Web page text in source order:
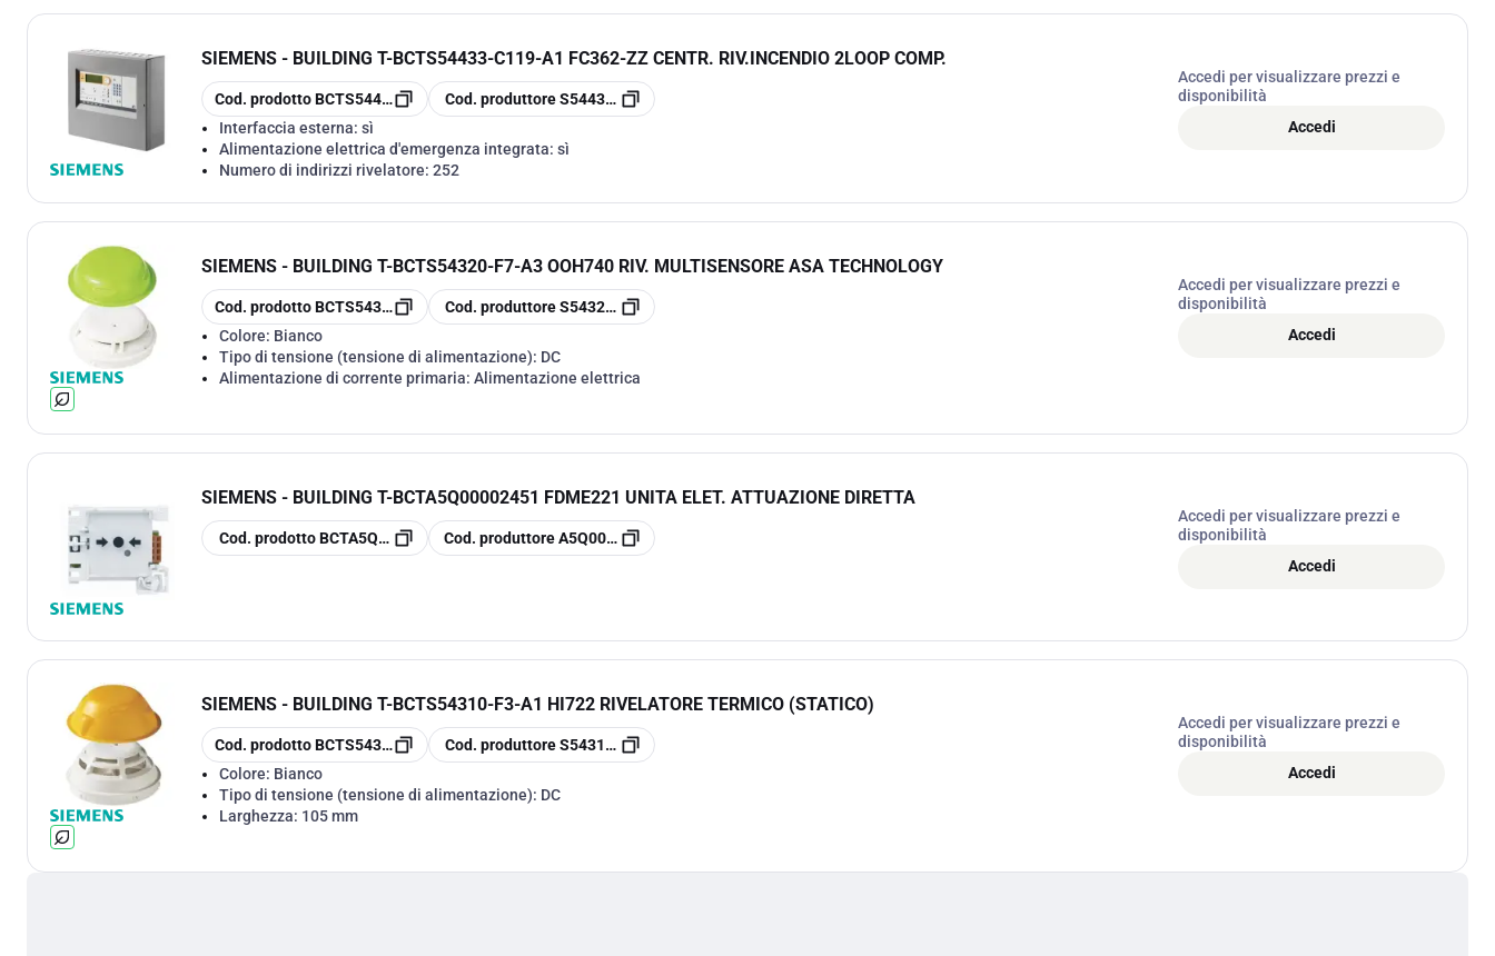
SIEMENS - BUILDING T-BCTS54433-C119-A1 FC362-ZZ CENTR. RIV.INCENDIO 2LOOP COMP.
copia
Cod. prodottoBCTS54433-C119-A1
copia
Cod. produttoreS54433-C119-A1
Interfaccia esterna: sì
Alimentazione elettrica d'emergenza integrata: sì
Numero di indirizzi rivelatore: 252
Accedi per visualizzare prezzi e
disponibilità
Accedi
SIEMENS - BUILDING T-BCTS54320-F7-A3 OOH740 RIV. MULTISENSORE ASA TECHNOLOGY
copia
Cod. prodottoBCTS54320-F7-A3copia
Cod. produttoreS54320-F7-A3
Colore: Bianco
Tipo di tensione (tensione di alimentazione): DC
Alimentazione di corrente primaria: Alimentazione elettrica
Accedi per visualizzare prezzi e
disponibilità
Accedi
SIEMENS - BUILDING T-BCTA5Q00002451 FDME221 UNITA ELET. ATTUAZIONE DIRETTA
copiaCod. prodotto BCTA5Q00002451copia
Cod. produttoreA5Q00002451
Accedi per visualizzare prezzi e
disponibilità
Accedi
SIEMENS - BUILDING T-BCTS54310-F3-A1 HI722 RIVELATORE TERMICO (STATICO)
copia
Cod. prodottoBCTS54310-F3-A1copia
Cod. produttoreS54310-F3-A1
Colore: Bianco
Tipo di tensione (tensione di alimentazione): DC
Larghezza: 105 mm
Accedi per visualizzare prezzi e
disponibilità
Accedi